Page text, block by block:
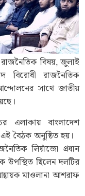
বিষয়, জুলাই
বিরোধী রাজনৈতিক
সাথে জাতীয়
এলাকায় বাংলাদেশ
বৈঠক অনুষ্ঠিত হয়।
লিয়াঁজো প্রধান
ছিলেন দলটির
মাওলানা আশরাফ